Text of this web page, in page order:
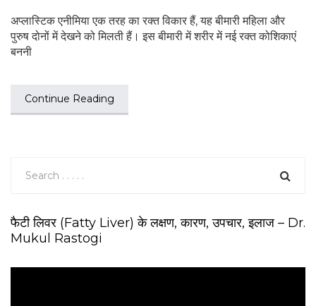
अप्लास्टिक एनीमिया एक तरह का रक्त विकार हैं, यह बीमारी महिला और
पुरुष दोनों में देखने को मिलती हैं। इस बीमारी में शरीर में नई रक्त कोशिकाएं
बननी
Continue Reading
फैटी लिवर (Fatty Liver) के लक्षण, कारण, उपचार, इलाज – Dr.
Mukul Rastogi